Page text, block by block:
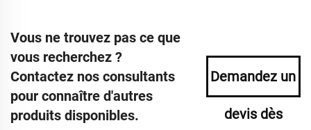
Vous ne trouvez pas ce que
vous recherchez ?
Contactez nos consultants
pour connaître d'autres
produits disponibles.
Demandez un
devis dès